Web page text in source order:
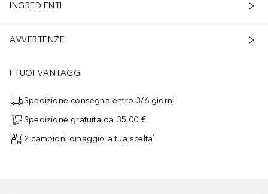
INGREDIENTI
AVVERTENZE
I TUOI VANTAGGI
Spedizione consegna entro 3/6 giorni
Spedizione gratuita da 35,00 €
2 campioni omaggio a tua scelta¹